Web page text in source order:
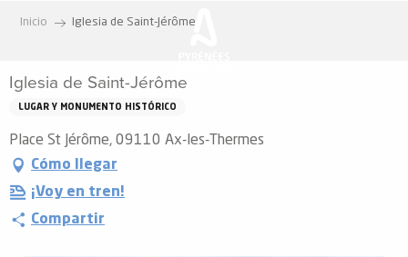
principal
Inicio Iglesia de Saint-Jérôme
Iglesia de Saint-Jérôme
LUGAR Y MONUMENTO HISTÓRICO
Place St Jérôme, 09110 Ax-les-Thermes
Cómo llegar
¡Voy en tren!
Compartir